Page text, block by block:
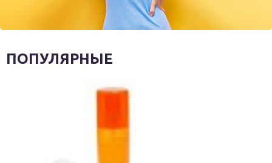
ПОПУЛЯРНЫЕ